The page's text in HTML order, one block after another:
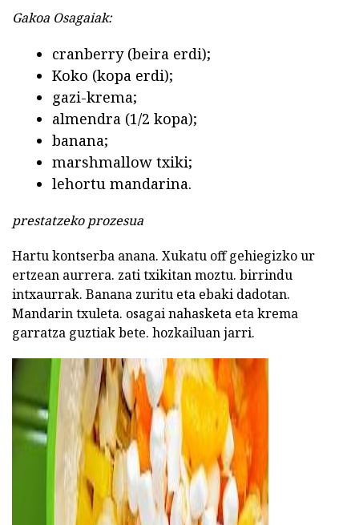
Gakoa Osagaiak:
cranberry (beira erdi);
Koko (kopa erdi);
gazi-krema;
almendra (1/2 kopa);
banana;
marshmallow txiki;
lehortu mandarina.
prestatzeko prozesua
Hartu kontserba anana. Xukatu off gehiegizko ur
ertzean aurrera. zati txikitan moztu. birrindu
intxaurrak. Banana zuritu eta ebaki dadotan.
Mandarin txuleta. osagai nahasketa eta krema
garratza guztiak bete. hozkailuan jarri.